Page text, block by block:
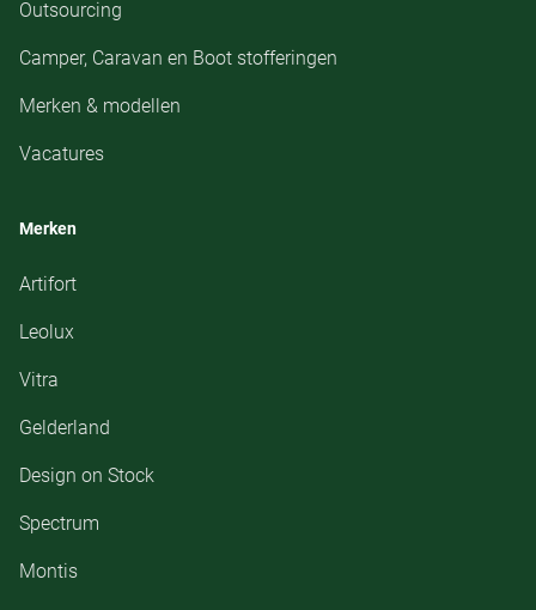
Outsourcing
Camper, Caravan en Boot stofferingen
Merken & modellen
Vacatures
Merken
Artifort
Leolux
Vitra
Gelderland
Design on Stock
Spectrum
Montis